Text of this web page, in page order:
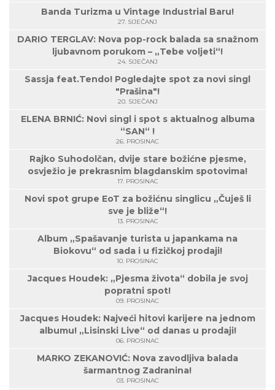
Banda Turizma u Vintage Industrial Baru!
27. SIJEČANJ
DARIO TERGLAV: Nova pop-rock balada sa snažnom
ljubavnom porukom – „Tebe voljeti“!
24. SIJEČANJ
Sassja feat.Tendo! Pogledajte spot za novi singl
"Prašina"!
20. SIJEČANJ
ELENA BRNIĆ: Novi singl i spot s aktualnog albuma
“SAN“ !
26. PROSINAC
Rajko Suhodolčan, dvije stare božićne pjesme,
osvježio je prekrasnim blagdanskim spotovima!
17. PROSINAC
Novi spot grupe EoT za božićnu singlicu „Čuješ li
sve je bliže“!
13. PROSINAC
Album „Spašavanje turista u japankama na
Biokovu“ od sada i u fizičkoj prodaji!
10. PROSINAC
Jacques Houdek: „Pjesma života“ dobila je svoj
popratni spot!
09. PROSINAC
Jacques Houdek: Najveći hitovi karijere na jednom
albumu! „Lisinski Live“ od danas u prodaji!
06. PROSINAC
MARKO ZEKANOVIĆ: Nova zavodljiva balada
šarmantnog Zadranina!
03. PROSINAC